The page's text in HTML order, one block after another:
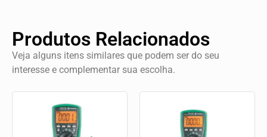
Produtos Relacionados
Veja alguns itens similares que podem ser do seu
interesse e complementar sua escolha.